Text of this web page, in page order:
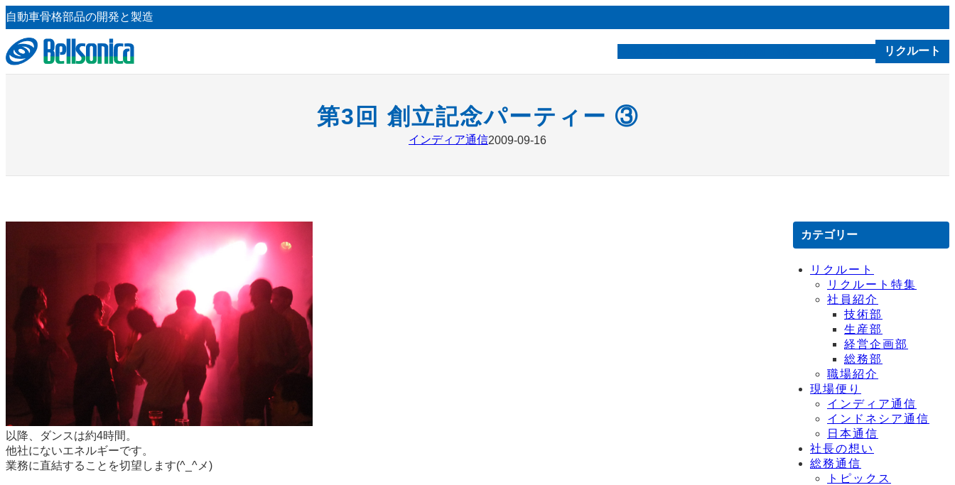
内
容
を
ス
キ
自動車骨格部品の開発と製造
リクルート
第3回 創立記念パーティー ③
インディア通信2009-09-16
以降、ダンスは約4時間。
他社にないエネルギーです。
業務に直結することを切望します(^_^メ)
カテゴリー
リクルート
リクルート特集
社員紹介
技術部
生産部
経営企画部
総務部
職場紹介
現場便り
インディア通信
インドネシア通信
日本通信
社長の想い
総務通信
トピックス